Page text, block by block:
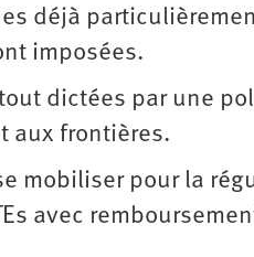
déjà
imposées.
dictées par une
aux frontières.
mobiliser pour la
avec